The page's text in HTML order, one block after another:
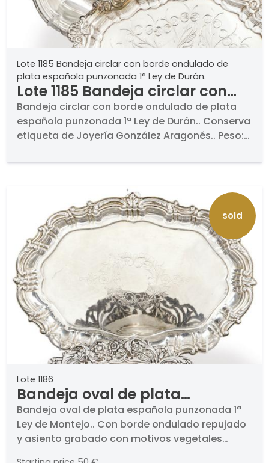
Lote 1185 Bandeja circlar con borde ondulado de
plata española punzonada 1ª Ley de Durán.
Lote 1185 Bandeja circlar con
borde ondulado de plata
española punzonada 1ª Ley de
Durán.
Bandeja circlar con borde ondulado de plata
española punzonada 1ª Ley de Durán.. Conserva
etiqueta de Joyería González Aragonés.. Peso:
sold
Lote 1186
Bandeja oval de plata
española punzonada 1ª Ley de
Montejo.
Bandeja oval de plata española punzonada 1ª
Ley de Montejo.. Con borde ondulado repujado
y asiento grabado con motivos vegetales